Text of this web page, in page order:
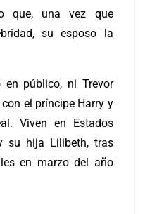
que, una vez que
su esposo la
público, ni Trevor
el príncipe Harry y
Viven en Estados
su hija Lilibeth, tras
en marzo del año